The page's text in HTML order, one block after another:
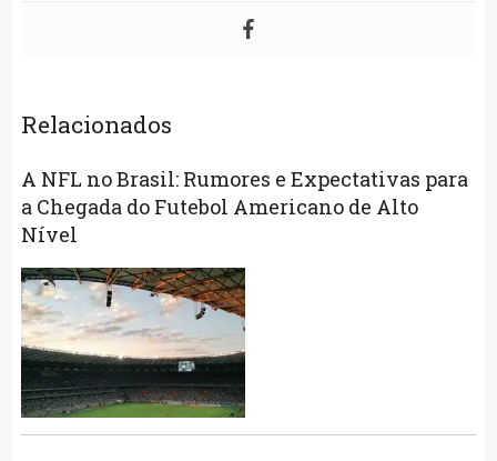
Relacionados
A NFL no Brasil: Rumores e Expectativas para
a Chegada do Futebol Americano de Alto
Nível